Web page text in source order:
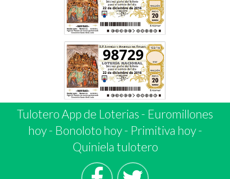
98729
Tulotero App de Loterias - Euromillones
hoy- Bonoloto hoy- Primitiva hoy-
Quiniela tulotero